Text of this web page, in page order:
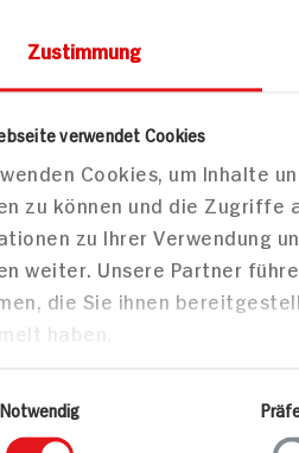
Zustimmung
verwendet Cookies
Cookies, um Inhalte
zu können und die Zugriffe
zu Ihrer Verwendung
weiter. Unsere Partner
die Sie ihnen
haben.
Notwendig
Desserts